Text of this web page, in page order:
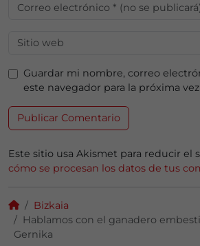
Guardar mi nombre, correo
este navegador para la próxima
Este sitio usa Akismet para reducir el
cómo se procesan los datos de tus
Bizkaia
Hablamos con el ganadero
Gernika